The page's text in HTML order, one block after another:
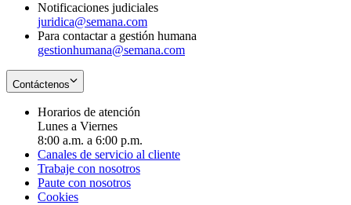
Notificaciones judiciales
juridica@semana.com
Para contactar a gestión humana
gestionhumana@semana.com
Contáctenos
Horarios de atención
Lunes a Viernes
8:00 a.m. a 6:00 p.m.
Canales de servicio al cliente
Trabaje con nosotros
Paute con nosotros
Cookies